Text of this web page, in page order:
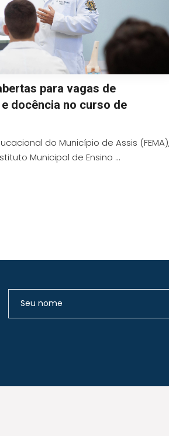
para vagas de
docência no curso de
do Município de Assis
Municipal de Ensino ...